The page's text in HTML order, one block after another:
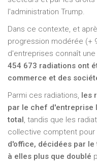
l'administration Trump.
Dans ce contexte, et
progression modérée (+
d'entreprises connaît
454 673 radiations ont
commerce et des
Parmi ces radiations, les
par le chef d'entreprise
total, tandis que les
collective comptent pour
d'office, décidées par
à elles plus que doublé